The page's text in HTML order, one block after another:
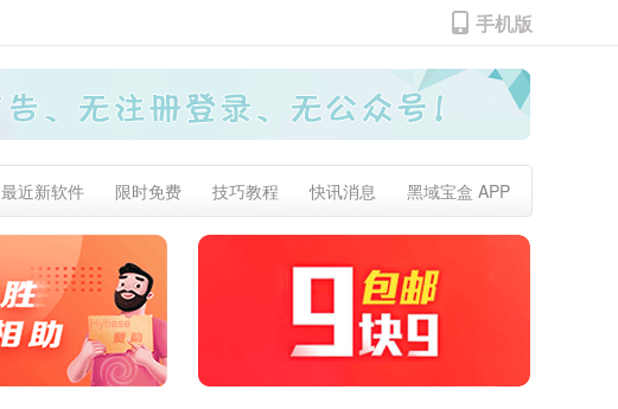
手机版
最近新软件 限时免费 技巧教程 快讯消息 黑域宝盒 APP